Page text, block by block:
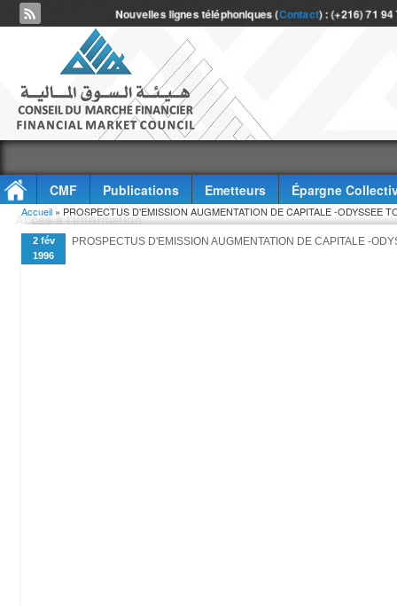
Nouvelles lignes téléphoniques (Contact) : (+216) 71
CMF Publications Emetteurs
Épargne
Accès à l'information
Vous êtes ici
Accueil » PROSPECTUS D'EMISSION AUGMENTATION DE CAPITALE -ODYSSEE
2 fév
1996
PROSPECTUS D'EMISSION AUGMENTATION DE CAPITALE -